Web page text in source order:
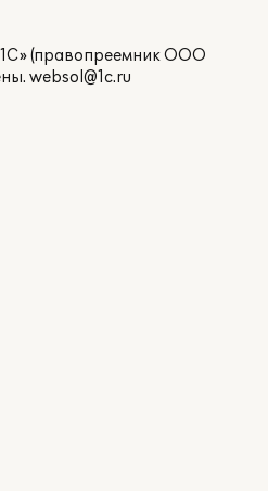
(правопреемник ООО
websol@1c.ru